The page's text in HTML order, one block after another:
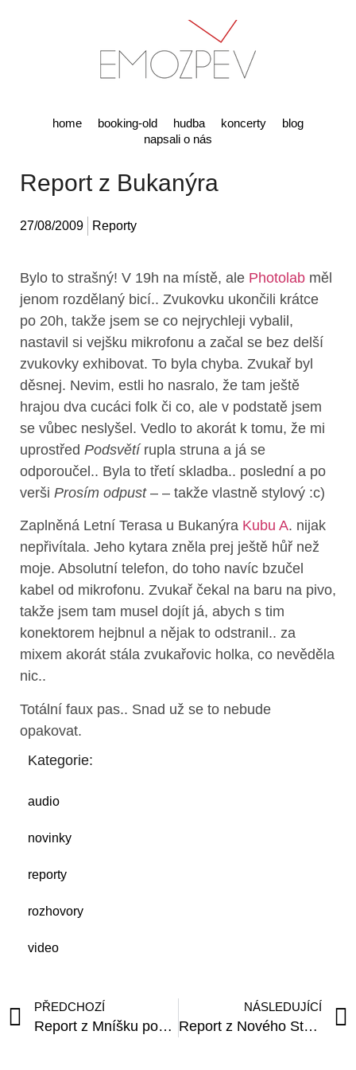
home booking-old hudba koncerty
blog
napsali o nás
Report z Bukanýra
27/08/2009 Reporty
Bylo to strašný! V 19h na místě, ale Photolab měl
jenom rozdělaný bicí.. Zvukovku ukončili krátce
po 20h, takže jsem se co nejrychleji vybalil,
nastavil si vejšku mikrofonu a začal se bez delší
zvukovky exhibovat. To byla chyba. Zvukař byl
děsnej. Nevim, estli ho nasralo, že tam ještě
hrajou dva cucáci folk či co, ale v podstatě jsem
se vůbec neslyšel. Vedlo to akorát k tomu, že mi
uprostřed Podsvětí rupla struna a já se
odporoučel.. Byla to třetí skladba.. poslední a po
verši Prosím odpust– – takže vlastně stylový :c)
Zaplněná Letní Terasa u Bukanýra Kubu A. nijak
nepřivítala. Jeho kytara zněla prej ještě hůř než
moje. Absolutní telefon, do toho navíc bzučel
kabel od mikrofonu. Zvukař čekal na baru na pivo,
takže jsem tam musel dojít já, abych s tim
konektorem hejbnul a nějak to odstranil.. za
mixem akorát stála zvukařovic holka, co nevěděla
nic..
Totální faux pas.. Snad už se to nebude
opakovat.
Kategorie:
audio
novinky
reporty
rozhovory
video
PŘEDCHOZÍ
Report z Mníšku pod Brdy
NÁSLEDUJÍCÍ
Report z Nového Strašecí